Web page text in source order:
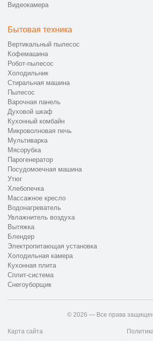
Видеокамера
Бытовая техника
Вертикальный пылесос
Кофемашина
Робот-пылесос
Холодильник
Стиральная машина
Пылесос
Варочная панель
Духовой шкаф
Кухонный комбайн
Микроволновая печь
Мультиварка
Мясорубка
Парогенератор
Посудомоечная машина
Утюг
Хлебопечка
Массажное кресло
Водонагреватель
Увлажнитель воздуха
Вытяжка
Блендер
Электропитающая установка
Холодильная камера
Кухонная плита
Сплит-система
Снегоуборщик
© 2026 — Все права
Карта сайта